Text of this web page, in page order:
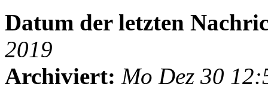
Datum der letzten
2019
Archiviert: Mo Dez 30